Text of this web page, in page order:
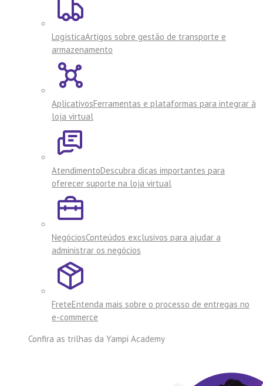
LogísticaArtigos sobre gestão de transporte e
armazenamento
AplicativosFerramentas e plataformas para integrar à
loja virtual
AtendimentoDescubra dicas importantes para
oferecer suporte na loja virtual
NegóciosConteúdos exclusivos para ajudar a
administrar os negócios
FreteEntenda mais sobre o processo de entregas no
e-commerce
Confira as trilhas da Yampi Academy